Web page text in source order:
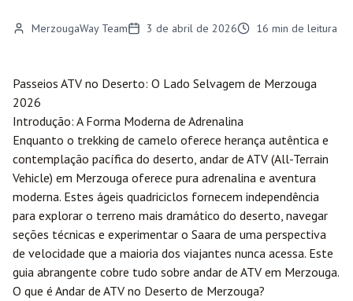
MerzougaWay Team 3 de abril de 2026 16 min de leitura
Passeios ATV no Deserto: O Lado Selvagem de Merzouga
2026
Introdução: A Forma Moderna de Adrenalina
Enquanto o trekking de camelo oferece herança autêntica e
contemplação pacífica do deserto, andar de ATV (All-Terrain
Vehicle) em Merzouga oferece pura adrenalina e aventura
moderna. Estes ágeis quadriciclos fornecem independência
para explorar o terreno mais dramático do deserto, navegar
seções técnicas e experimentar o Saara de uma perspectiva
de velocidade que a maioria dos viajantes nunca acessa. Este
guia abrangente cobre tudo sobre andar de ATV em Merzouga.
O que é Andar de ATV no Deserto de Merzouga?